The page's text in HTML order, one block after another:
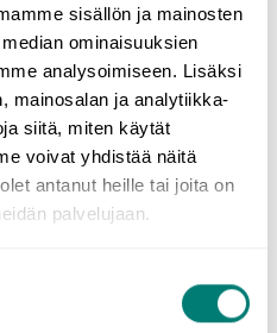
sisällön ja mainosten
ominaisuuksien
analysoimiseen. Lisäksi
mainosalan ja analytiikka-
siitä, miten käytät
voivat yhdistää näitä
antanut heille tai joita on
palvelujaan.
Inspiration
–